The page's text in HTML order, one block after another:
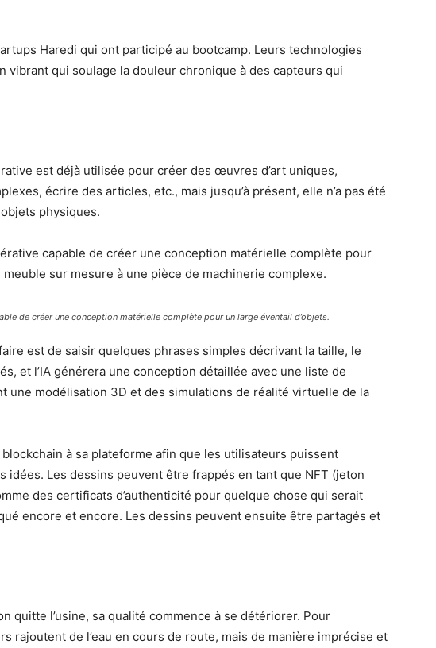
Haredi qui ont participé au bootcamp. Leurs technologies
vibrant qui soulage la douleur chronique à des capteurs qui
est déjà utilisée pour créer des œuvres d’art uniques,
écrire des articles, etc., mais jusqu’à présent, elle n’a pas été
physiques.
capable de créer une conception matérielle complète pour
meuble sur mesure à une pièce de machinerie complexe.
de créer une conception matérielle complète pour un large éventail d’objets.
est de saisir quelques phrases simples décrivant la taille, le
et l’IA générera une conception détaillée avec une liste de
une modélisation 3D et des simulations de réalité virtuelle de la
à sa plateforme afin que les utilisateurs puissent
idées. Les dessins peuvent être frappés en tant que NFT (jeton
des certificats d’authenticité pour quelque chose qui serait
encore et encore. Les dessins peuvent ensuite être partagés et
quitte l’usine, sa qualité commence à se détériorer. Pour
rajoutent de l’eau en cours de route, mais de manière imprécise et